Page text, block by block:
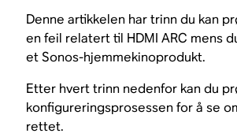
Denne artikkelen har trinn du kan
en feil relatert til HDMI ARC mens
et Sonos-hjemmekinoprodukt.
Etter hvert trinn nedenfor kan du
konfigureringsprosessen for å se
rettet.